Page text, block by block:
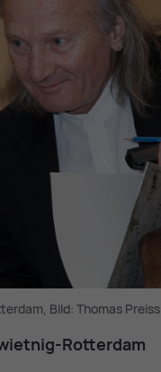
Bild: Thomas Preiss
Rot­ter­dam